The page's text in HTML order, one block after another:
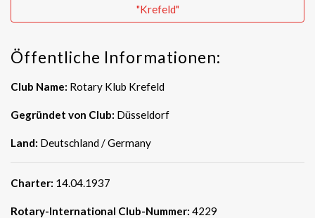
"Krefeld"
Öffentliche Informationen:
Club Name: Rotary Klub Krefeld
Gegründet von Club: Düsseldorf
Land: Deutschland / Germany
Charter: 14.04.1937
Rotary-International Club-Nummer: 4229